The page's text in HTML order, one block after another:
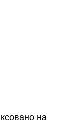
на